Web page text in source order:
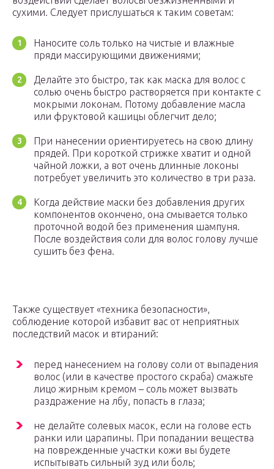
сухими. Следует прислушаться к таким советам:
Наносите соль только на чистые и влажные
пряди массирующими движениями;
Делайте это быстро, так как маска для волос с
солью очень быстро растворяется при контакте с
мокрыми локонам. Потому добавление масла
или фруктовой кашицы облегчит дело;
При нанесении ориентируетесь на свою длину
прядей. При короткой стрижке хватит и одной
чайной ложки, а вот очень длинные локоны
потребует увеличить это количество в три раза.
Когда действие маски без добавления других
компонентов окончено, она смывается только
проточной водой без применения шампуня.
После воздействия соли для волос голову лучше
сушить без фена.
Также существует «техника безопасности»,
соблюдение которой избавит вас от неприятных
последствий масок и втираний:
перед нанесением на голову соли от выпадения
волос (или в качестве простого скраба) смажьте
лицо жирным кремом – соль может вызвать
раздражение на лбу, попасть в глаза;
не делайте солевых масок, если на голове есть
ранки или царапины. При попадании вещества
на поврежденные участки кожи вы будете
испытывать сильный зуд или боль;